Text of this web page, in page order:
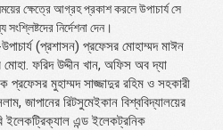
ক্ষেত্রে আগ্রহ প্রকাশ করলে উপাচার্য সে
নির্দেশনা দেন।
(প্রশাসন) প্রফেসর মোহাম্মদ মাঈন
মোহা. ফরিদ উদ্দীন খান, অফিস অব দ্যা
প্রফেসর মুহাম্মদ সাজ্জাদুর রহিম ও সহকারী
জাপানের রিটসুমেইকান বিশ্ববিদ্যালয়ের
ইলেকট্রিক্যাল এন্ড ইলেকট্রনিক